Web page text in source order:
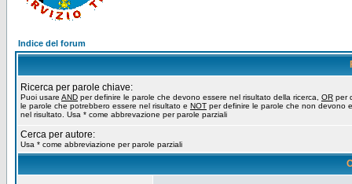
Indice del forum
Ricerca per parole chiave:
Puoi usare AND per definire le parole che devono essere nel risultato della ricerca, OR per
le parole che potrebbero essere nel risultato e NOT per definire le parole che non devono
nel risultato. Usa * come abbrevazione per parole parziali
Cerca per autore:
Usa * come abbreviazione per parole parziali